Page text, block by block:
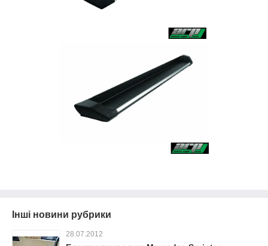
Інші новини рубрики
28.07.2012